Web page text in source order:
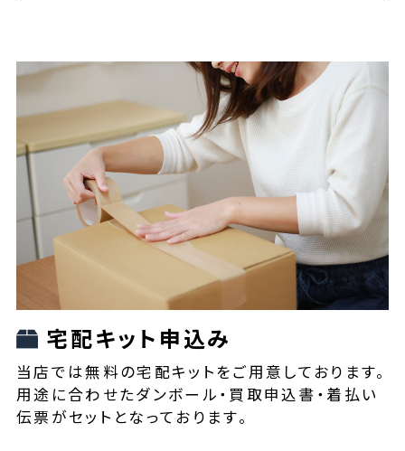
宅配キット申込み
当店では無料の宅配キットをご用意しております。
用途に合わせたダンボール・買取申込書・着払い
伝票がセットとなっております。